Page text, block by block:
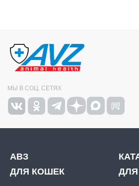
МЫ В СОЦ. СЕТЯХ
АВЗ
ДЛЯ КОШЕК